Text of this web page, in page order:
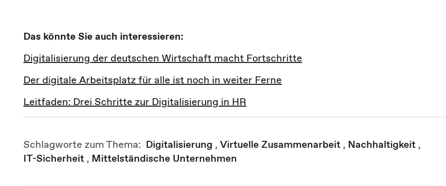
Das könnte Sie auch interessieren:
Digitalisierung der deutschen Wirtschaft macht Fortschritte
Der digitale Arbeitsplatz für alle ist noch in weiter Ferne
Leitfaden: Drei Schritte zur Digitalisierung in HR
Schlagworte zum Thema: Digitalisierung , Virtuelle Zusammenarbeit , Nachhaltigkeit ,
IT-Sicherheit , Mittelständische Unternehmen